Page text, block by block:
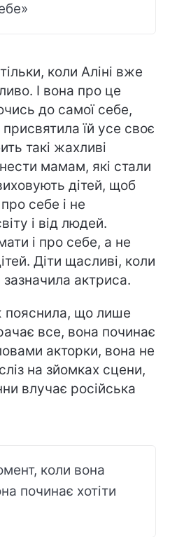
коли Аліні вже
І вона про це
до самої себе,
їй усе своє
такі жахливі
мамам, які стали
дітей, щоб
себе і не
і від людей.
і про себе, а не
Діти щасливі, коли
актриса.
пояснила, що лише
все, вона починає
акторки, вона не
на зйомках сцени,
влучає російська
коли вона
починає хотіти